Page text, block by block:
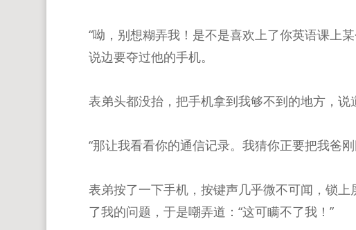
“呦，别想糊弄我！是不是喜欢上了你英语课上
说边要夺过他的手机。
表弟头都没抬，把手机拿到我够不到的地方，说
“那让我看看你的通信记录。我猜你正要把我爸
表弟按了一下手机，按键声几乎微不可闻，锁
了我的问题，于是嘲弄道：“这可瞒不了我！”